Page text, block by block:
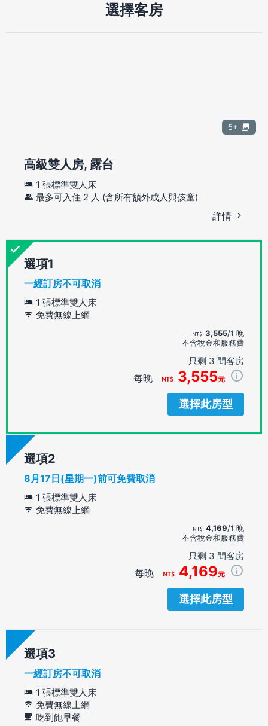
選擇客房
5+
高級雙人房, 露台
1 張標準雙人床
最多可入住 2 人 (含所有額外成人與孩童)
詳情
選項
一經訂房不可取消
1 張標準雙人床
免費無線上網
3,555/1 晚
不含稅金和服務費
只剩 3 間客房
每晚 3,555元
選擇此房型
選項
8月17日(星期一)前可免費取消
1 張標準雙人床
免費無線上網
4,169/1 晚
不含稅金和服務費
只剩 3 間客房
每晚 4,169元
選擇此房型
選項
一經訂房不可取消
1 張標準雙人床
免費無線上網
吃到飽早餐